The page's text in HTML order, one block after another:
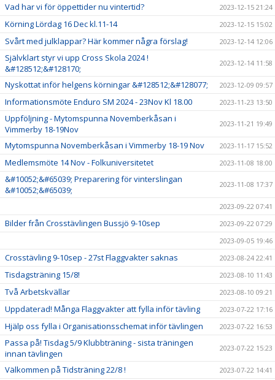
Vad har vi för öppettider nu vintertid? 2023-12-15 21:24
Körning Lördag 16 Dec kl.11-14 2023-12-15 15:02
Svårt med julklappar? Här kommer några förslag! 2023-12-14 12:06
Självklart styr vi upp Cross Skola 2024 !
&#128512;&#128170;
2023-12-14 11:58
Nyskottat inför helgens körningar &#128512;&#128077; 2023-12-09 09:57
Informationsmöte Enduro SM 2024 - 23Nov Kl 18.00 2023-11-23 13:50
Uppföljning - Mytomspunna Novemberkåsan i
Vimmerby 18-19Nov
2023-11-21 19:49
Mytomspunna Novemberkåsan i Vimmerby 18-19 Nov 2023-11-17 15:52
Medlemsmöte 14 Nov - Folkuniversitetet 2023-11-08 18:00
&#10052;&#65039; Preparering för vinterslingan
&#10052;&#65039;
2023-11-08 17:37
2023-09-22 07:41
Bilder från Crosstävlingen Bussjö 9-10sep
2023-09-22 07:29
2023-09-05 19:46
Crosstävling 9-10sep - 27st Flaggvakter saknas 2023-08-24 22:41
Tisdagsträning 15/8! 2023-08-10 11:43
Två Arbetskvällar 2023-08-10 09:21
Uppdaterad! Många Flaggvakter att fylla inför tävling 2023-07-22 17:16
Hjälp oss fylla i Organisationsschemat inför tävlingen 2023-07-22 16:53
Passa på! Tisdag 5/9 Klubbträning - sista träningen
innan tävlingen
2023-07-22 15:23
Välkommen på Tidsträning 22/8 ! 2023-07-22 14:41